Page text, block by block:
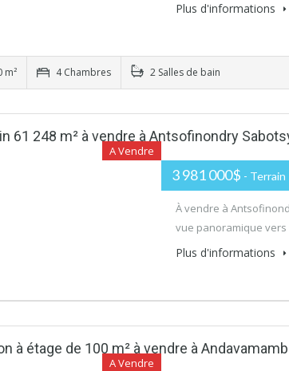
Plus d'informations
m² 4 Chambres 2 Salles de bain
61 248 m² à vendre à Antsofinondry
A Vendre
3 981 000$ - Terrain
À vendre à
vue panoramique
Plus d'informations
à étage de 100 m² à vendre à
A Vendre